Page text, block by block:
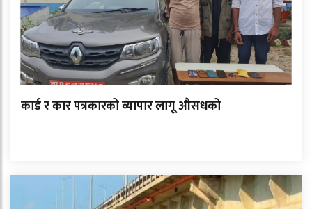
कार्ड र कार पत्रकारको व्यापार लागू औसधको